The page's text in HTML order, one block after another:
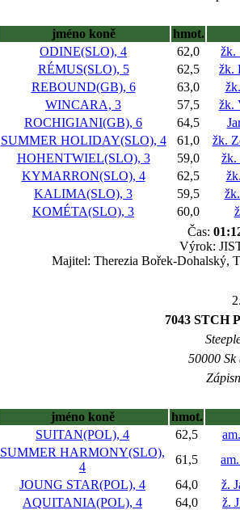
jméno koně
hmot.
ODINE(SLO), 4 62,0
žk.
RÉMUS(SLO), 5 62,5
žk.
REBOUND(GB), 6 63,0
WINCARA, 3 57,5
žk.
ROCHIGIANI(GB), 6 64,5
SUMMER HOLIDAY(SLO), 4 61,0
žk.
HOHENTWIEL(SLO), 3 59,0
žk.
KYMARRON(SLO), 4 62,5
KALIMA(SLO), 3 59,5
KOMÉTA(SLO), 3 60,0
Čas:
Výrok:
Majitel: Therezia Bořek-Dohalský,
7043 STCH
50000
jméno koně
hmot.
SUITAN(POL), 4 62,5
SUMMER HARMONY(SLO),
4
61,5
JOUNG STAR(POL), 4 64,0
ž.
AQUITANIA(POL), 4 64,0
ž.